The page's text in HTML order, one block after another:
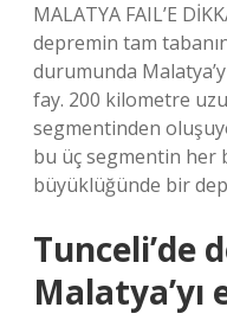
MALATYA FAIL’E
depremin tam
durumunda
fay. 200 kilometre
segmentinden
bu üç segmentin her
büyüklüğünde bir
Tunceli’de